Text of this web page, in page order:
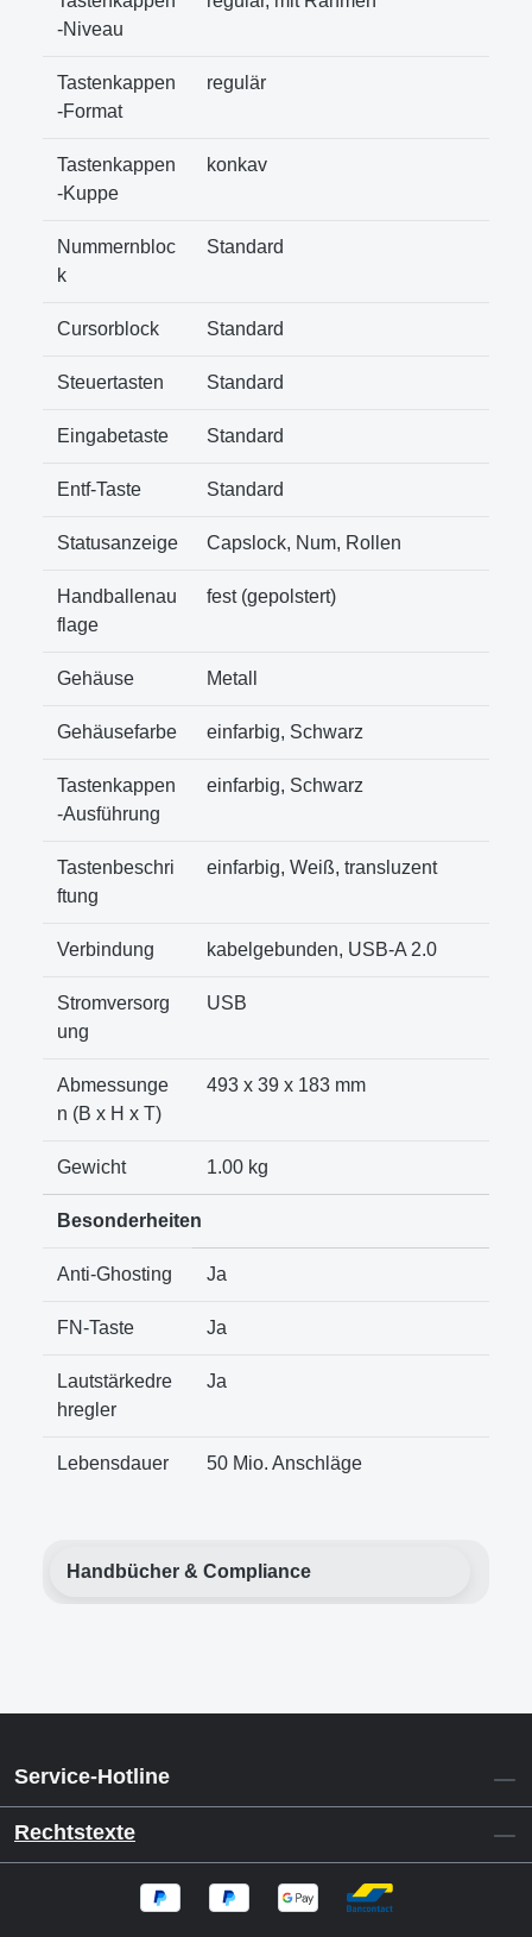
-Niveau
Tastenkappen
-Format
regulär
Tastenkappen
-Kuppe
konkav
Nummernbloc
k
Standard
Cursorblock Standard
Steuertasten Standard
Eingabetaste Standard
Entf-Taste Standard
Statusanzeige Capslock, Num, Rollen
Handballenau
flage
fest (gepolstert)
Gehäuse Metall
Gehäusefarbe einfarbig, Schwarz
Tastenkappen
-Ausführung
einfarbig, Schwarz
Tastenbeschri
ftung
einfarbig, Weiß, transluzent
Verbindung kabelgebunden, USB-A 2.0
Stromversorg
ung
USB
Abmessunge
n (B x H x T)
493 x 39 x 183 mm
Gewicht 1.00 kg
Besonderheiten
Anti-Ghosting Ja
FN-Taste Ja
Lautstärkedre
hregler
Ja
Lebensdauer 50 Mio. Anschläge
Handbücher & Compliance
Service-Hotline
Rechtstexte